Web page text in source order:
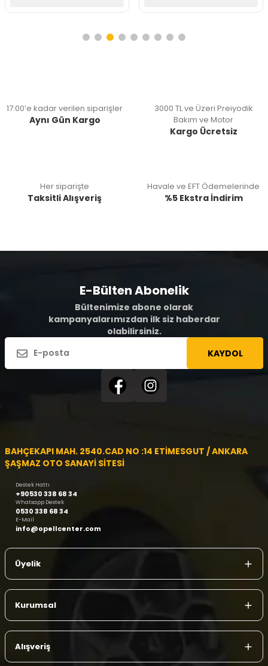
17:00’e kadar verilen siparişler
Aynı Gün Kargo
3000 TL ve Üzeri Preiyodik
Bakım ve Motor
Kargo Ücretsiz
Her siparişte
Taksitli Alışveriş
Havale ve EFT Ödemelerinde
%5 Ekstra İndirim
E-Bülten Abonelik
Bültenimize abone olarak
kampanyalarımızdan ilk siz haberdar
olabilirsiniz.
KAYDOL
BAHÇEKAPI MAH. 2540.CAD NO :14 ETİMESGUT / ANKARA
ŞAŞMAZ OTO SANAYİ SİTESİ
Destek Hattı
+90530 338 68 34
Whatsapp Destek
0530 338 68 34
E-Mail
info@opellcenter.com
Üyelik
Kurumsal
Alışveriş